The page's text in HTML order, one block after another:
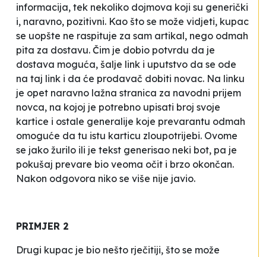
informacija, tek nekoliko dojmova koji su generički
i, naravno, pozitivni. Kao što se može vidjeti, kupac
se uopšte ne raspituje za sam artikal, nego odmah
pita za dostavu. Čim je dobio potvrdu da je
dostava moguća, šalje link i uputstvo da se ode
na taj link i da će prodavač dobiti novac. Na linku
je opet naravno lažna stranica za navodni prijem
novca, na kojoj je potrebno upisati broj svoje
kartice i ostale generalije koje prevarantu odmah
omoguće da tu istu karticu zloupotrijebi. Ovome
se jako žurilo ili je tekst generisao neki bot, pa je
pokušaj prevare bio veoma očit i brzo okončan.
Nakon odgovora niko se više nije javio.
PRIMJER 2
Drugi kupac je bio nešto rječitiji, što se može